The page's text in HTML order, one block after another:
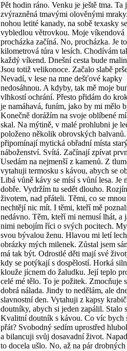
Pět hodin ráno. Venku je ještě tma. Ta
zvýrazněná tmavými olověnými
nohou letité kanady, na sobě texasky
vybledlou větrovkou. Moje víkendová
procházka začíná. No, procházka. Je
kilometrová túra v lesích. Chodívám
každý víkend. Dnešní cesta bude
Jsou totiž velikonoce. Začalo slabě
Nevadí, v lese na mne dešťové kapky
nedosáhnou. A kdyby, tak mě moje
vlhkostí ochrání. Přesto přidám do
je namáhavá, funím, jako by mi mělo
Konečně dorážím na svoje oblíbené
skal. Na mýtině, v malé prohlubni je
položeno několik obrovských
připomínají mytická obřadní místa
náboženství. Svítá. Začínají zpívat
Usedám na nejmenší z kamenů. Z
vytahuji termosku s kávou, abych se
Libá vůně kávy se mísí s vůní lesa. Je
dobře. Vydržím tu sedět dlouho.
životem, nad přáteli. Těmi, co se
nechtějí nic mít. I těmi, kteří mě
nedávno. Těm, kteří mi nemusí lhát, a
nimi nebojím říci o svých pocitech.
svou bývalou ženu. Hlavou mi letí
obrázky mých milenek. Zůstal jsem
má tak být. Odrostlé děti mají své
kdy se potýkají s dospělostí. Horká
klouže jícnem do žaludku. Její teplo
celé mé tělo. To je požitek. Zmocňuje
dobrá nálada. Jindy to nedělám, ale
slavnostní den. Vytahuji z kapsy
doutníky, abych si jeden zapálil. Stalo
Kvalitní doutník s kávou. Co víc bych
přát? Svobodný sedím uprostřed
a bilancuji svůj dosavadní život.
to docela ušlo. No, až na pár drobných